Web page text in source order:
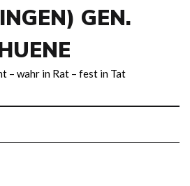
GEN.
– wahr in Rat – fest in Tat